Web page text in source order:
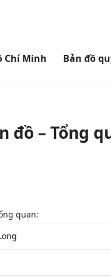
Chí Minh Bản đồ
đồ – Tổng
quan: